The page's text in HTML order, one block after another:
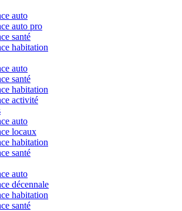
auto
auto pro
santé
habitation
auto
santé
habitation
activité
auto
locaux
habitation
santé
auto
décennale
habitation
santé